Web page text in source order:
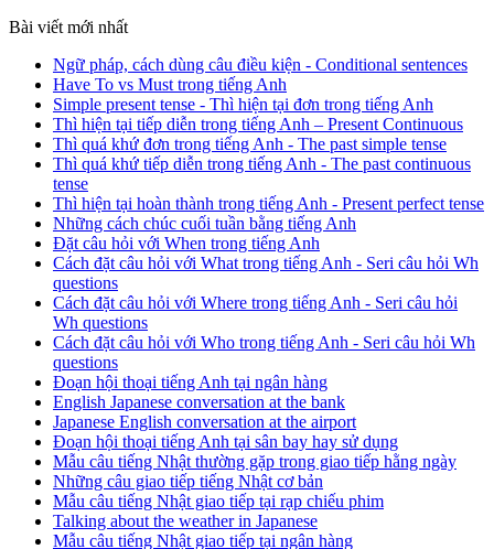
Bài viết mới nhất
Ngữ pháp, cách dùng câu điều kiện - Conditional sentences
Have To vs Must trong tiếng Anh
Simple present tense - Thì hiện tại đơn trong tiếng Anh
Thì hiện tại tiếp diễn trong tiếng Anh – Present Continuous
Thì quá khứ đơn trong tiếng Anh - The past simple tense
Thì quá khứ tiếp diễn trong tiếng Anh - The past continuous
tense
Thì hiện tại hoàn thành trong tiếng Anh - Present perfect tense
Những cách chúc cuối tuần bằng tiếng Anh
Đặt câu hỏi với When trong tiếng Anh
Cách đặt câu hỏi với What trong tiếng Anh - Seri câu hỏi Wh
questions
Cách đặt câu hỏi với Where trong tiếng Anh - Seri câu hỏi
Wh questions
Cách đặt câu hỏi với Who trong tiếng Anh - Seri câu hỏi Wh
questions
Đoạn hội thoại tiếng Anh tại ngân hàng
English Japanese conversation at the bank
Japanese English conversation at the airport
Đoạn hội thoại tiếng Anh tại sân bay hay sử dụng
Mẫu câu tiếng Nhật thường gặp trong giao tiếp hằng ngày
Những câu giao tiếp tiếng Nhật cơ bản
Mẫu câu tiếng Nhật giao tiếp tại rạp chiếu phim
Talking about the weather in Japanese
Mẫu câu tiếng Nhật giao tiếp tại ngân hàng